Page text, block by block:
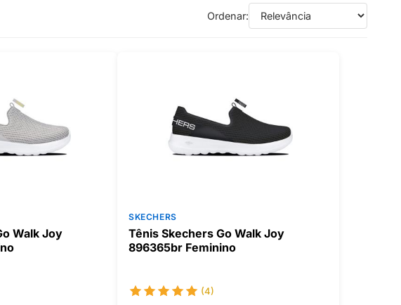
Ordenar:
Walk Joy
SKECHERS
Tênis Skechers Go Walk Joy
896365br Feminino
(4)